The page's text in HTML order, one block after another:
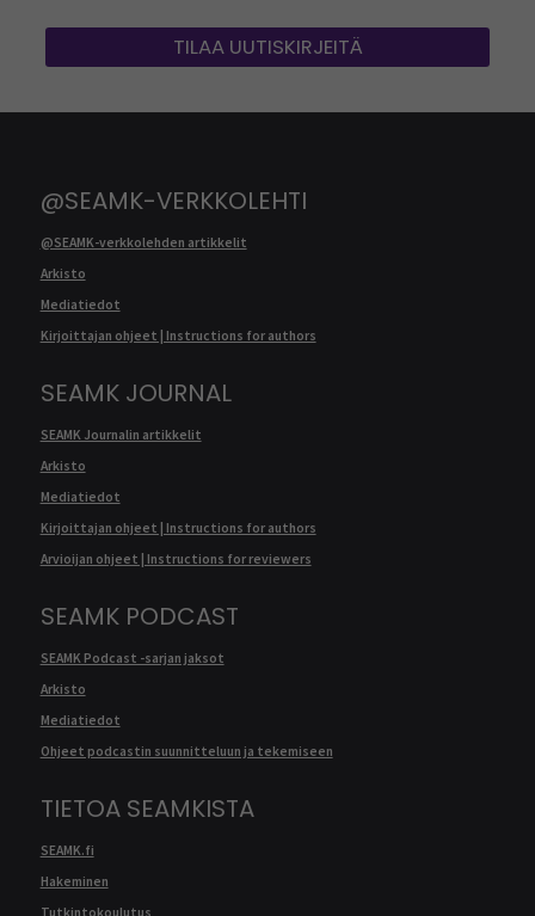
TILAA UUTISKIRJEITÄ
@SEAMK-VERKKOLEHTI
@SEAMK-verkkolehden artikkelit
Arkisto
Mediatiedot
Kirjoittajan ohjeet | Instructions for authors
SEAMK JOURNAL
SEAMK Journalin artikkelit
Arkisto
Mediatiedot
Kirjoittajan ohjeet | Instructions for authors
Arvioijan ohjeet | Instructions for reviewers
SEAMK PODCAST
SEAMK Podcast -sarjan jaksot
Arkisto
Mediatiedot
Ohjeet podcastin suunnitteluun ja tekemiseen
TIETOA SEAMKISTA
SEAMK.fi
Hakeminen
Tutkintokoulutus